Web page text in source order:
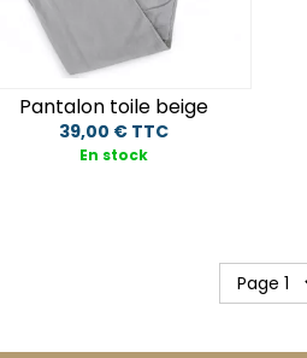
Pantalon toile beige
39,00 € TTC
En stock